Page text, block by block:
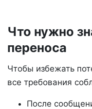
Что нужно
переноса
Чтобы избежать
все требования
После